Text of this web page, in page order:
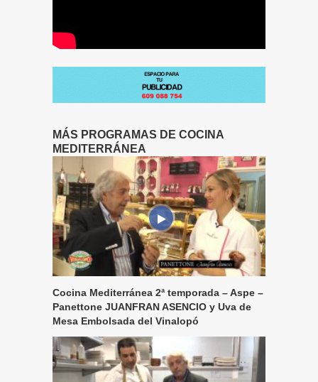
MÁS PROGRAMAS DE COCINA
MEDITERRÁNEA
Cocina Mediterránea 2ª temporada – Aspe –
Panettone JUANFRAN ASENCIO y Uva de
Mesa Embolsada del Vinalopó